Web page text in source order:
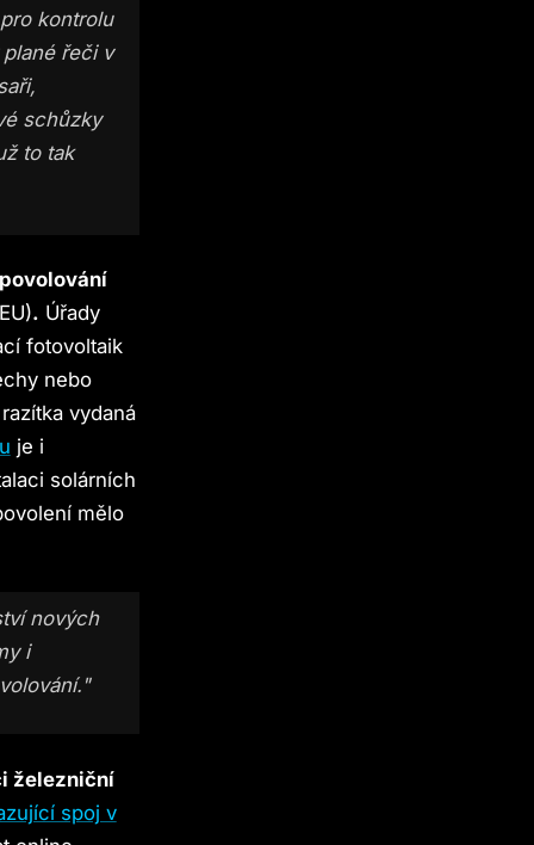
kontrolu
řeči v
schůzky
to tak
. Úřady
fotovoltaik
nebo
vydaná
je i
solárních
mělo
nových
i
železniční
spoj v